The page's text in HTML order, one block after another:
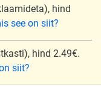
hind
see on siit?
hind 2.49€.
siit?